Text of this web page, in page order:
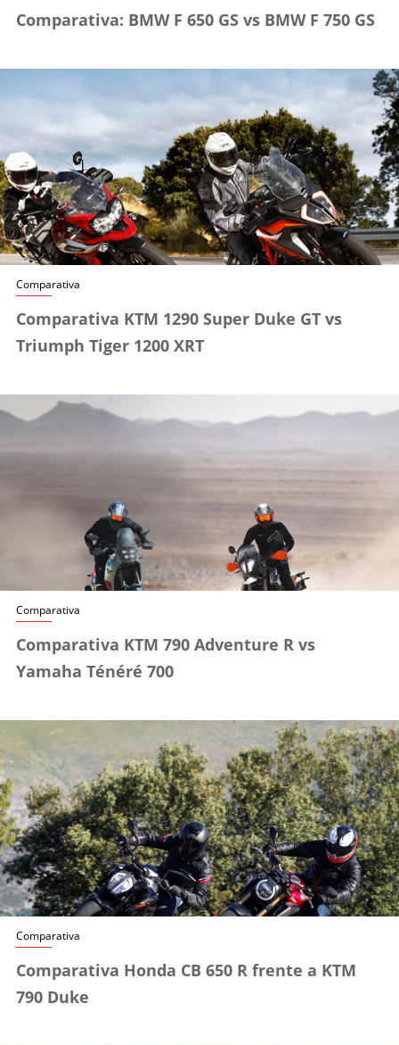
Comparativa: BMW F 650 GS vs BMW F 750 GS
Comparativa
Comparativa KTM 1290 Super Duke GT vs
Triumph Tiger 1200 XRT
Comparativa
Comparativa KTM 790 Adventure R vs
Yamaha Ténéré 700
Comparativa
Comparativa Honda CB 650 R frente a KTM
790 Duke